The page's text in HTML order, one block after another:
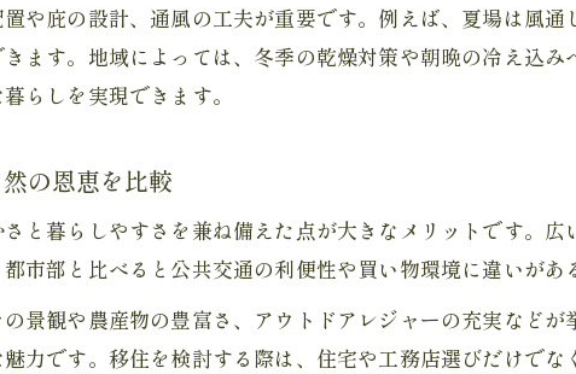
や庇の設計、通風の工夫が重要です。例えば、夏場は風
ます。地域によっては、冬季の乾燥対策や朝晩の冷え込
らしを実現できます。
の恩恵を比較
と暮らしやすさを兼ね備えた点が大きなメリットです。
市部と比べると公共交通の利便性や買い物環境に違いがあ
景観や農産物の豊富さ、アウトドアレジャーの充実など
力です。移住を検討する際は、住宅や工務店選びだけで